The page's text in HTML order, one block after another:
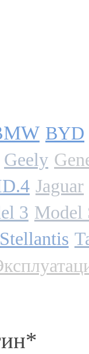
BYD
Geely
Jaguar
3 Model
Stellantis
*